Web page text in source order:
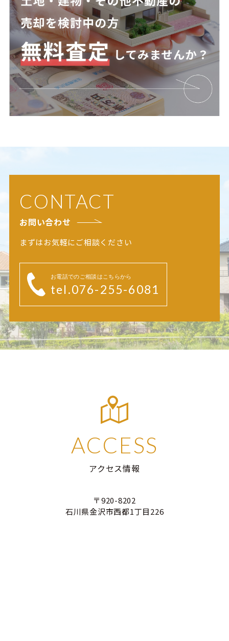
CONTACT
お問い合わせ
まずはお気軽にご相談ください
お電話でのご相談はこちらから
tel.076-255-6081
ACCESS
アクセス情報
〒920-8202
石川県金沢市西都1丁目226